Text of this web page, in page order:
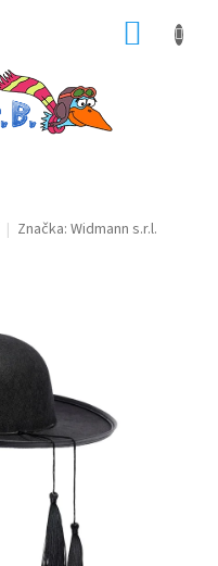
Značka: Widmann s.r.l.